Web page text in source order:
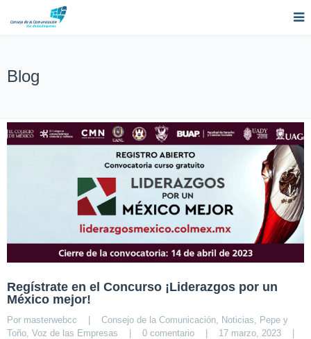
Blog
Regístrate en el Concurso ¡Liderazgos por un
México mejor!
Por masterwebcc | Consejo de la Comunicación Noticias
Pepe y
Toño Voz de las Empresas | 0 comentario | 17 marzo, 2023 |